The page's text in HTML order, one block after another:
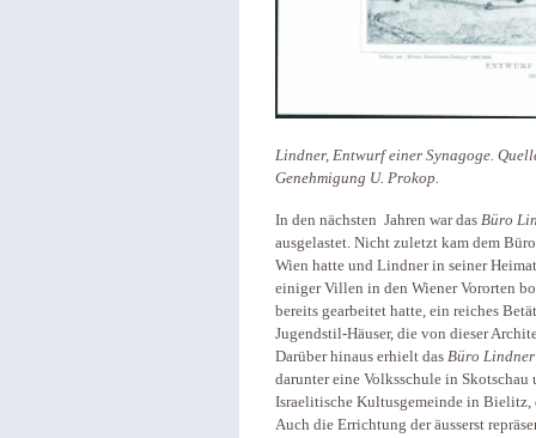
Lindner, Entwurf einer Synagoge.
Genehmigung U. Prokop.
In den nächsten Jahren war das Büro
ausgelastet. Nicht zuletzt kam dem
Wien hatte und Lindner in seiner
einiger Villen in den Wiener Vororten
bereits gearbeitet hatte, ein reiches
Jugendstil-Häuser, die von dieser
Darüber hinaus erhielt das Büro
darunter eine Volksschule in
Israelitische Kultusgemeinde in Bielitz,
Auch die Errichtung der äusserst